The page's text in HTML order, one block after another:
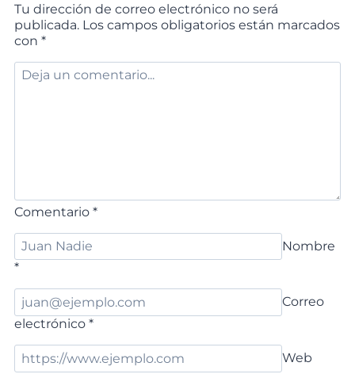
Tu dirección de correo electrónico no será
publicada. Los campos obligatorios están marcados
con *
Comentario *
Nombre
*
Correo
electrónico *
Web